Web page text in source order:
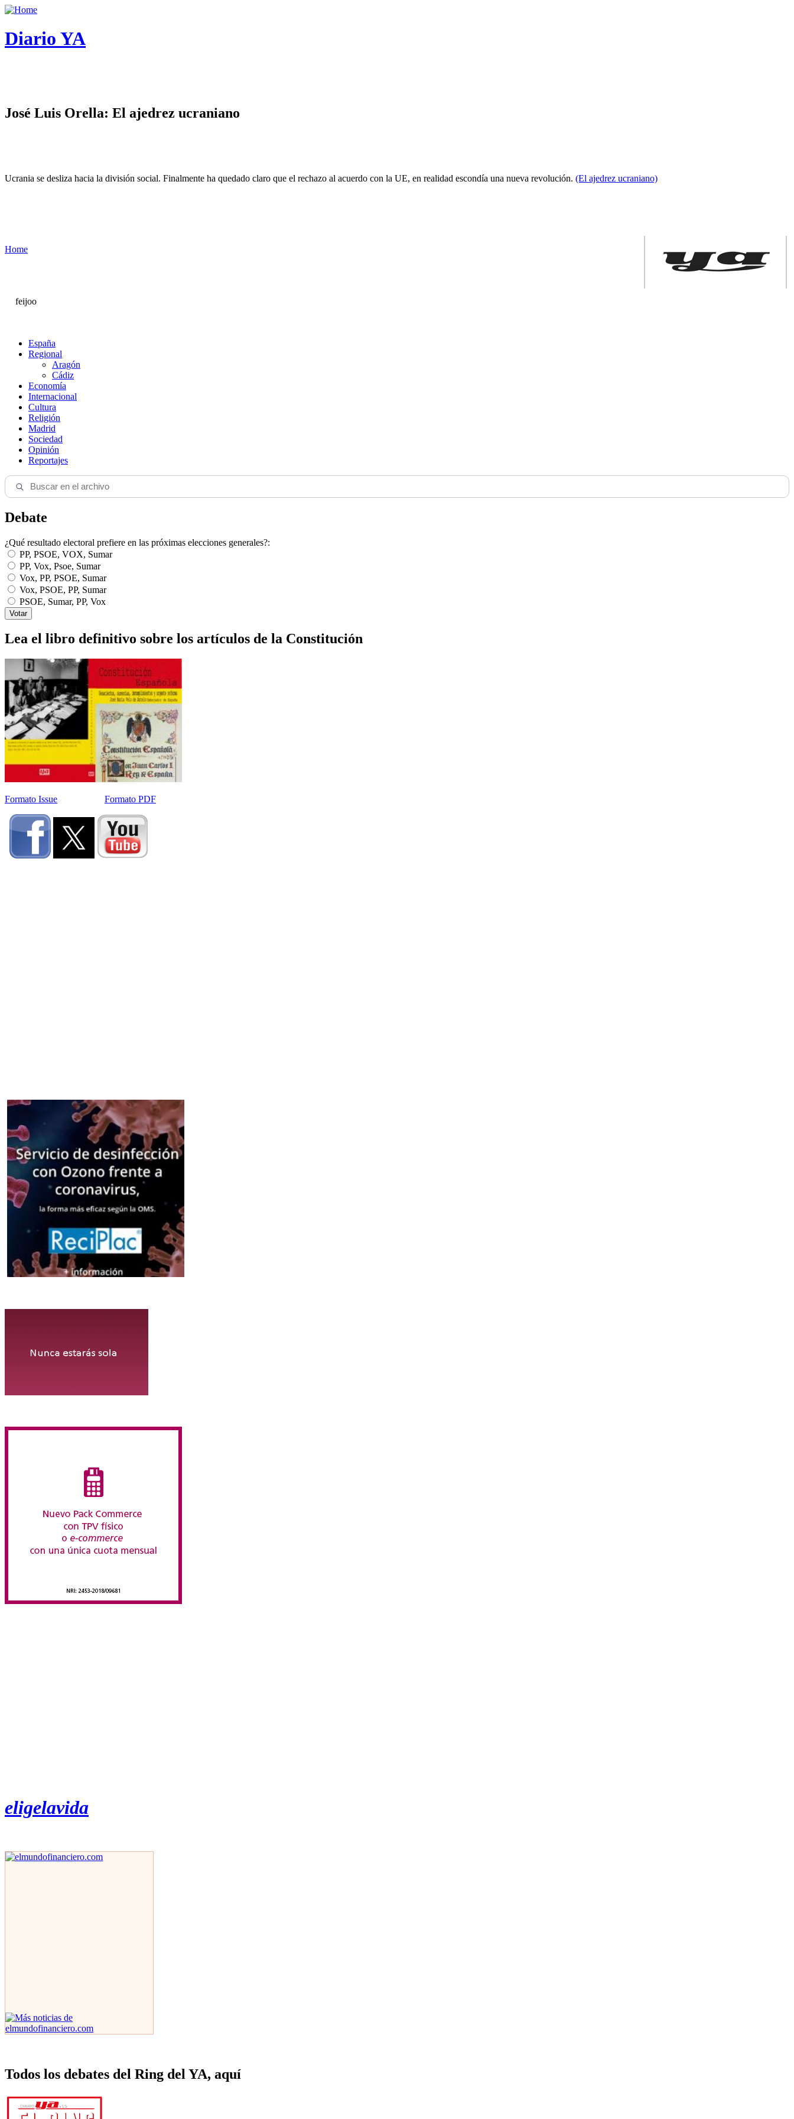
Diario YA
José Luis Orella: El ajedrez ucraniano
Ucrania se desliza hacia la división social. Finalmente ha quedado claro que el rechazo al acuerdo con la UE, en realidad escondía una nueva revolución. (El ajedrez ucraniano)
Home
feijoo
España
Regional
Aragón
Cádiz
Economía
Internacional
Cultura
Religión
Madrid
Sociedad
Opinión
Reportajes
Debate
¿Qué resultado electoral prefiere en las próximas elecciones generales?:
PP, PSOE, VOX, Sumar
PP, Vox, Psoe, Sumar
Vox, PP, PSOE, Sumar
Vox, PSOE, PP, Sumar
PSOE, Sumar, PP, Vox
Lea el libro definitivo sobre los artículos de la Constitución
Formato Issue Formato PDF
eligelavida
Todos los debates del Ring del YA, aquí